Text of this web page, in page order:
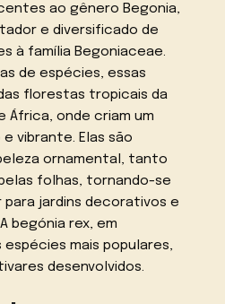
ao gênero Begonia,
e diversificado de
à família Begoniaceae.
de espécies, essas
florestas tropicais da
África, onde criam um
vibrante. Elas são
ornamental, tanto
folhas, tornando-se
para jardins decorativos e
begónia rex, em
mais populares,
desenvolvidos.